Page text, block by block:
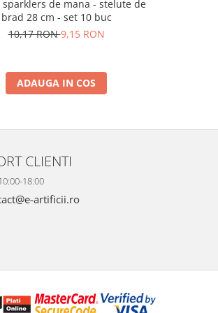
de mana - stelute de
brad 28 cm - set 10 buc
10,17 RON9,15 RON
ADAUGA IN COS
CLIENTI
18:00
artificii.ro